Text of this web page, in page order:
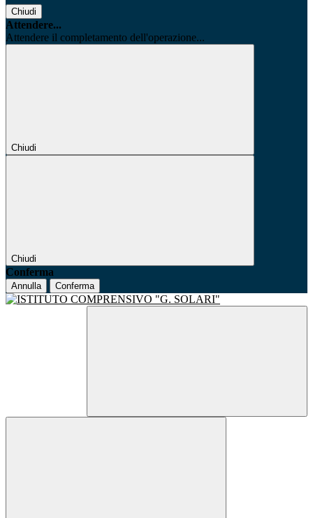
Chiudi
Attendere...
Attendere il completamento dell'operazione...
Chiudi
Chiudi
Conferma
Annulla Conferma